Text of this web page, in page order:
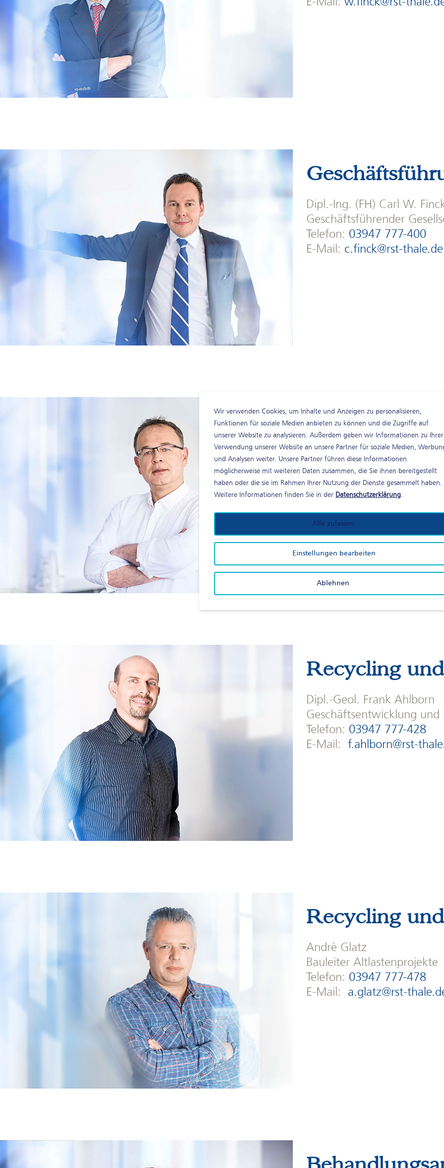
Dipl.-Ing. (FH) Carl W.
Geschäftsführender
Telefon: 03947 777-400
E-Mail: c.finck@rst-thale.de
Recycling
Rainer Gösel
Prokurist
Geschäftsentwicklung und
Telefon:03947 777-415
E-Mail:r.goesel@rst-
Recycling
Dipl.-Geol. Frank Ahlborn
Geschäftsentwicklung und
Telefon: 03947 777-428
E-Mail:f.ahlborn@rst-
Recycling
Andrè Glatz
Bauleiter Altlastenprojekte
Telefon: 03947 777-478
E-Mail: a.glatz@rst-
Wir verwenden Cookies, um Inhalte und Anzeigen zu personalisieren,
Funktionen für soziale Medien anbieten zu können und die Zugriffe auf
unserer Website zu analysieren. Außerdem geben wir Informationen zu Ihrer
Verwendung unserer Website an unsere Partner für soziale Medien,
und Analysen weiter. Unsere Partner führen diese Informationen
möglicherweise mit weiteren Daten zusammen, die Sie ihnen bereitgestellt
haben oder die sie im Rahmen Ihrer Nutzung der Dienste gesammelt haben.
Weitere Informationen finden Sie in der Datenschutzerklärung
Einstellungen bearbeiten
Ablehnen
Alle zulassen